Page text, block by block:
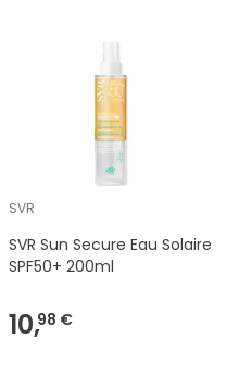
SVR
SVR Sun Secure Eau Solaire
SPF50+ 200ml
10,98 €